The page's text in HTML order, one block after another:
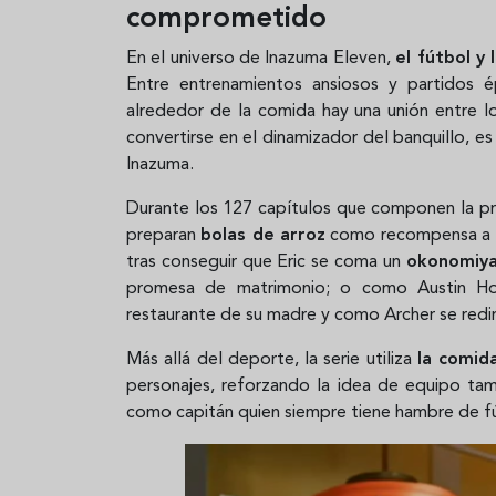
comprometido
En el universo de Inazuma Eleven, el fútbol y
Entre entrenamientos ansiosos y partidos
alrededor de la comida hay una unión entre
convertirse en el dinamizador del banquillo,
Inazuma.
Durante los 127 capítulos que componen la
preparan bolas de arroz como recompensa
tras conseguir que Eric se coma un
promesa de matrimonio; o como Austin
restaurante de su madre y como Archer se
Más allá del deporte, la serie utiliza
la
personajes, reforzando la idea de equipo
como capitán quien siempre tiene hambre de